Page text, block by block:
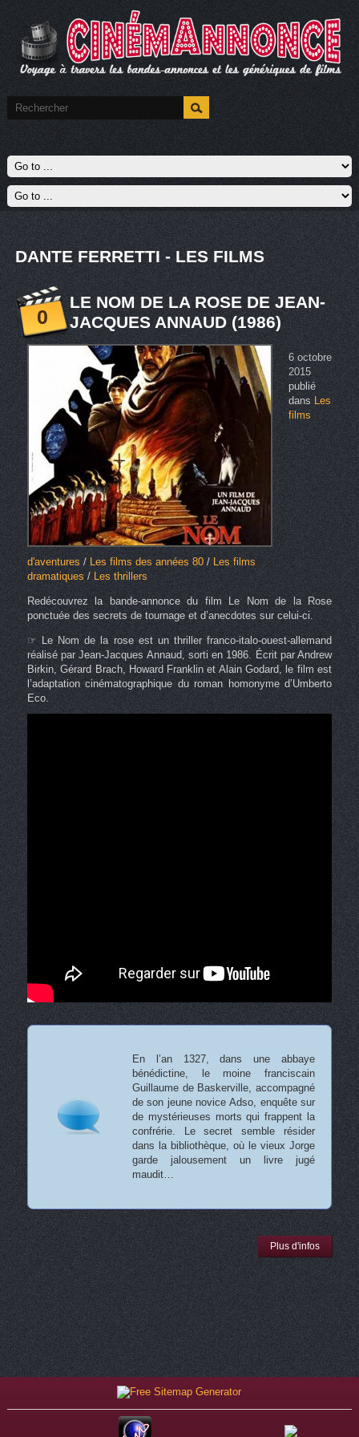
DANTE FERRETTI - LES FILMS
0
LE NOM DE LA ROSE DE JEAN-
JACQUES ANNAUD (1986)
6 octobre
2015
publié
dansLes
films
d'aventures/ Les films des années 80/ Les films
dramatiques /Les thrillers
Redécouvrez la bande-annonce du film Le Nom de la Rose
ponctuée des secrets de tournage et d’anecdotes sur celui-ci.
☞ Le Nom de la rose est un thriller franco-italo-ouest-allemand
réalisé par Jean-Jacques Annaud, sorti en 1986. Écrit par Andrew
Birkin, Gérard Brach, Howard Franklin et Alain Godard, le film est
l’adaptation cinématographique du roman homonyme d’Umberto
Eco.
En l’an 1327, dans une abbaye
bénédictine, le moine franciscain
Guillaume de Baskerville, accompagné
de son jeune novice Adso, enquête sur
de mystérieuses morts qui frappent la
confrérie. Le secret semble résider
dans la bibliothèque, où le vieux Jorge
garde jalousement un livre jugé
maudit…
Plus d'infos